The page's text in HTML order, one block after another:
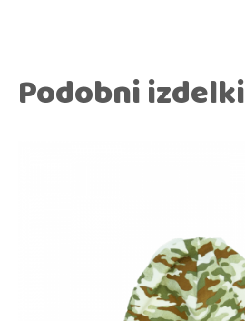
Podobni izdelki